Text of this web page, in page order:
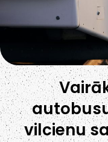
vilcienu